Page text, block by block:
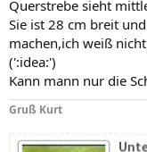
Querstrebe sieht
Sie ist 28 cm breit
machen,ich weiß
(':idea:')
Kann mann nur die
Gruß Kurt